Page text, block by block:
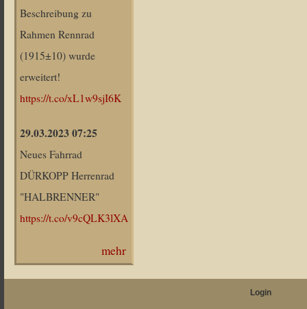
Beschreibung zu
Rahmen Rennrad
(1915±10) wurde
erweitert!
https://t.co/xL1w9sjI6K
29.03.2023 07:25
Neues Fahrrad
DÜRKOPP Herrenrad
"HALBRENNER"
https://t.co/v9cQLK3lXA
mehr
Login